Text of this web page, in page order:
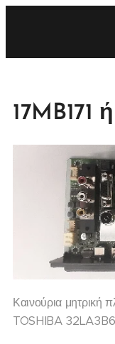
17MB171
Καινούρια μητρική
TOSHIBA